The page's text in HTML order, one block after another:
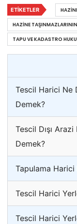
Tescil Harici Ne
Demek?
Tescil Dışı
Demek?
Tapulama Harici
Tescil Harici
Tescil Harici
ETIKETLER
HAZINE
TAPU VE KADASTRO